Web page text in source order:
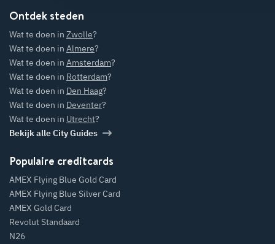
Ontdek steden
Wat te doen in Zwolle?
Wat te doen in Almere?
Wat te doen in Amsterdam?
Wat te doen in Rotterdam?
Wat te doen in Den Haag?
Wat te doen in Deventer?
Wat te doen in Utrecht?
Bekijk alle City Guides
Populaire creditcards
AMEX Flying Blue Gold Card
AMEX Flying Blue Silver Card
AMEX Gold Card
Revolut Standaard
N26